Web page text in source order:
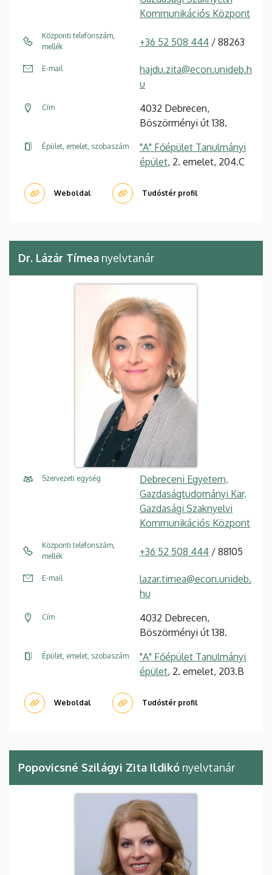
Kommunikációs Központ
Központi telefonszám,
mellék
+36 52 508 444 / 88263
E-mail
hajdu.zita@econ.unideb.h
u
Cím
4032 Debrecen,
Böszörményi út 138.
Épület, emelet, szobaszám
"A" Főépület Tanulmányi
épület, 2. emelet, 204.C
Weboldal Tudóstér profil
Dr. Lázár Tímea nyelvtanár
Szervezeti egység
Debreceni Egyetem,
Gazdaságtudományi Kar,
Gazdasági Szaknyelvi
Kommunikációs Központ
Központi telefonszám,
mellék
+36 52 508 444 / 88105
E-mail
lazar.timea@econ.unideb.
hu
Cím
4032 Debrecen,
Böszörményi út 138.
Épület, emelet, szobaszám
"A" Főépület Tanulmányi
épület, 2. emelet, 203.B
Weboldal Tudóstér profil
Popovicsné Szilágyi Zita Ildikó nyelvtanár